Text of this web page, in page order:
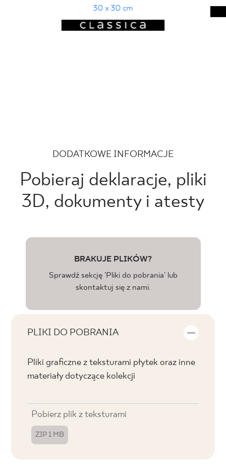
30 x 30 cm
DODATKOWE INFORMACJE
Pobieraj deklaracje, pliki
3D, dokumenty i atesty
BRAKUJE PLIKÓW?
Sprawdź sekcję 'Pliki do pobrania' lub
skontaktuj się z nami.
PLIKI DO POBRANIA
Pliki graficzne z teksturami płytek oraz inne
materiały dotyczące kolekcji
Pobierz plik z teksturami
ZIP 1 MB